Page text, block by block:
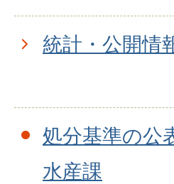
統計・公開情
処分基準の
水産課